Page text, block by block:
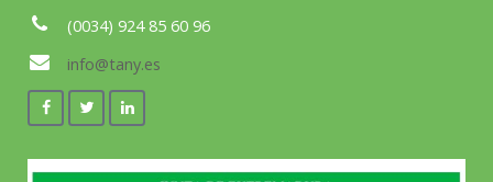
(0034) 924 85 60 96
info@tany.es